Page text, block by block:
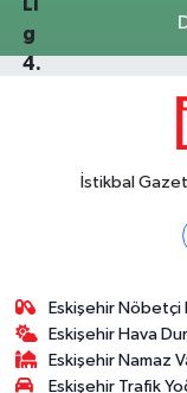
İstikbal
Eskişehir Nöbetçi
Eskişehir Hava
Eskişehir Namaz
Eskişehir Trafik